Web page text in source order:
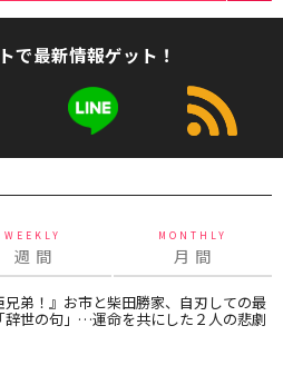
で最新情報ゲット！
WEEKLY
週 間
MONTHLY
月 間
兄弟！』お市と柴田勝家、自刃しての最
辞世の句」…運命を共にした２人の悲劇